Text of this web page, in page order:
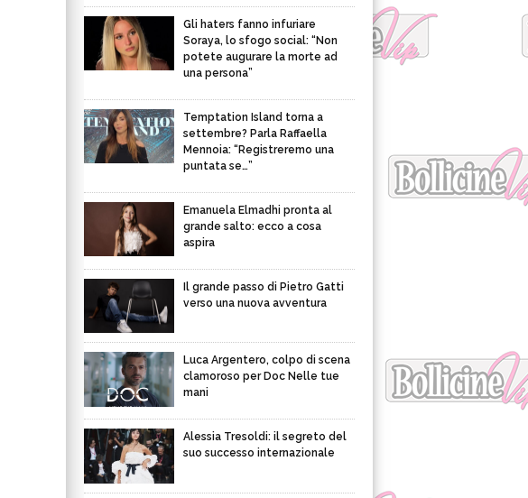
Gli haters fanno infuriare
Soraya, lo sfogo social: “Non
potete augurare la morte ad
una persona”
Temptation Island torna a
settembre? Parla Raffaella
Mennoia: “Registreremo una
puntata se…”
Emanuela Elmadhi pronta al
grande salto: ecco a cosa
aspira
Il grande passo di Pietro Gatti
verso una nuova avventura
Luca Argentero, colpo di scena
clamoroso per Doc Nelle tue
mani
Alessia Tresoldi: il segreto del
suo successo internazionale